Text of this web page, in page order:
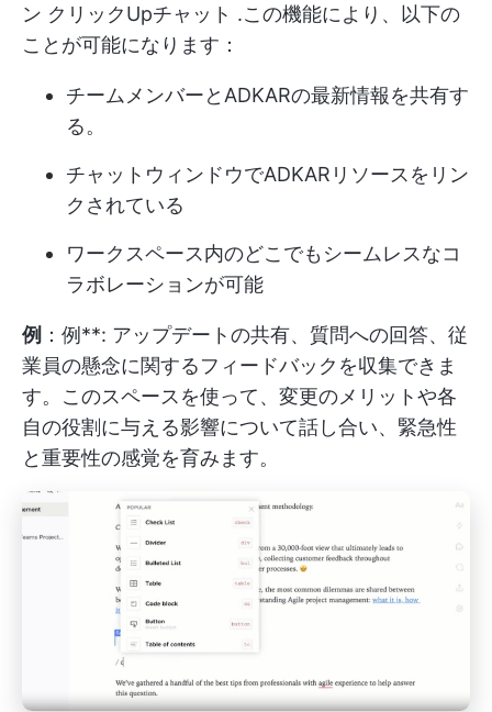
ン クリックUpチャット .この機能により、以下の
ことが可能になります：
チームメンバーとADKARの最新情報を共有す
る。
チャットウィンドウでADKARリソースをリン
クされている
ワークスペース内のどこでもシームレスなコ
ラボレーションが可能
例 ：例**: アップデートの共有、質問への回答、従
業員の懸念に関するフィードバックを収集できま
す。このスペースを使って、変更のメリットや各
自の役割に与える影響について話し合い、緊急性
と重要性の感覚を育みます。